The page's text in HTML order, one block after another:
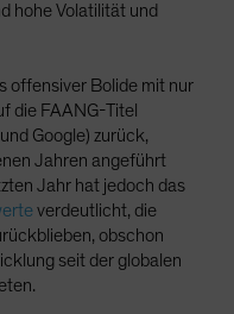
hohe Volatilität und
offensiver Bolide mit nur
die FAANG-Titel
Google) zurück,
Jahren angeführt
Jahr hat jedoch das
verdeutlicht, die
obschon
seit der globalen